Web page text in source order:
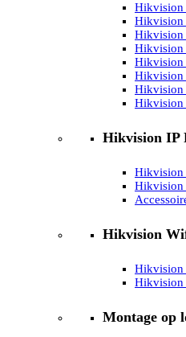
Hikvision
Hikvision
Hikvision
Hikvision
Hikvision
Hikvision
Hikvision
Hikvision
Hikvision IP
Hikvision
Hikvision
Hikvision
Hikvision
Hikvision
Montage op